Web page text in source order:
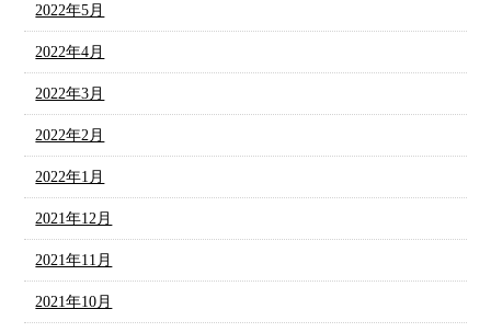
2022年5月
2022年4月
2022年3月
2022年2月
2022年1月
2021年12月
2021年11月
2021年10月